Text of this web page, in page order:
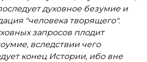
суждений не могут оставить
этого многогранного
Виктора Сиротина - смелый
в русскую литературу.
духовное безумие и
"человека творящего".
запросов плодит
вследствии чего
конец Истории, ибо вне